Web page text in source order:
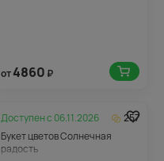
от4860 ₽
Доступен с 06.11.2026
257
Букет цветов Солнечная
радость